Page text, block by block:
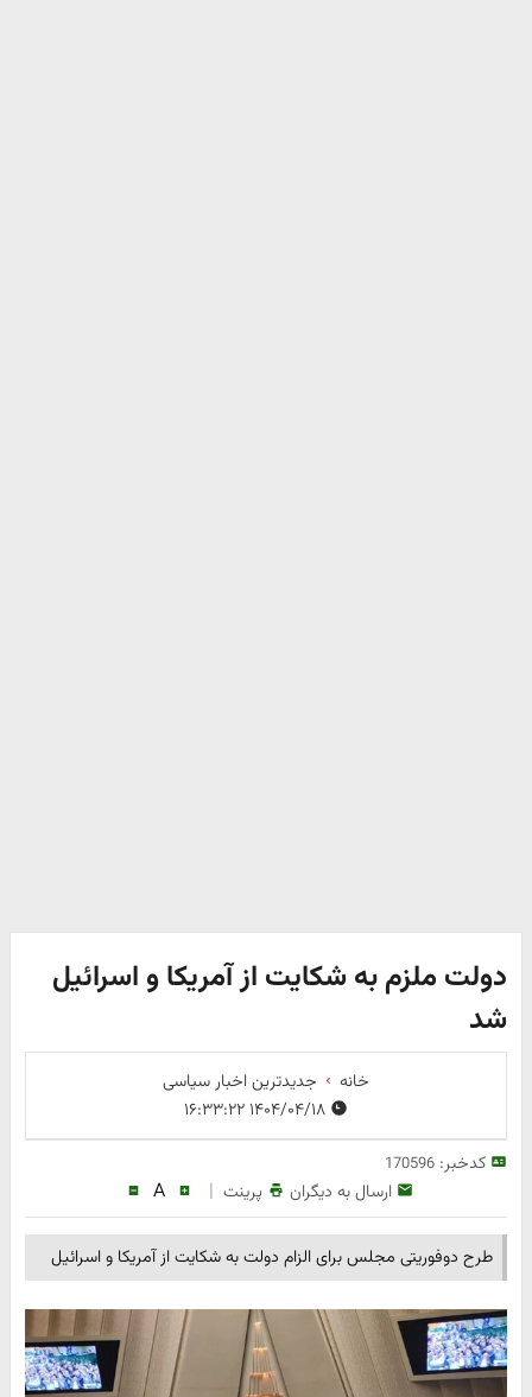
دولت ملزم به شکایت از آمریکا و اسرائیل
شد
خانه
جدیدترین اخبار سیاسی
کدخبر:170596
ارسال به دیگران پرینت |
A
طرح دوفوریتی مجلس برای الزام دولت به شکایت از آمریکا و اسرائیل